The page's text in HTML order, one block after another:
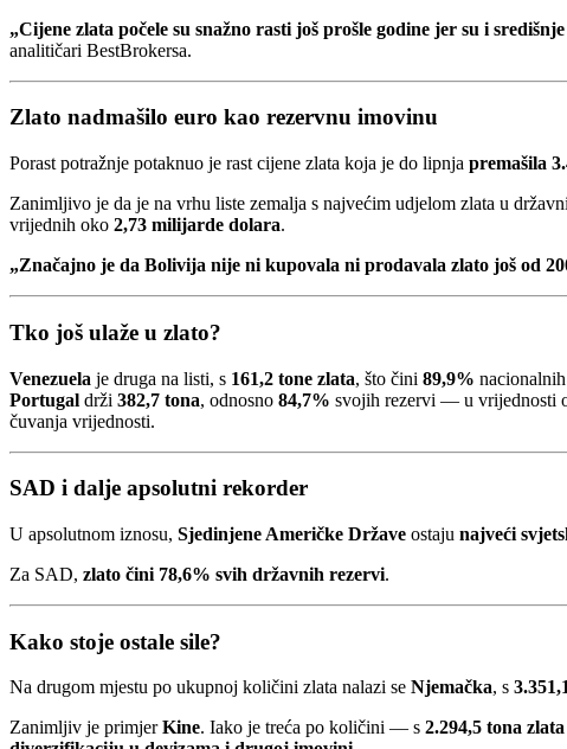
„Cijene zlata počele su snažno rasti još prošle godine jer su i
analitičari BestBrokersa.
Zlato nadmašilo euro kao rezervnu imovinu
Porast potražnje potaknuo je rast cijene zlata koja je do lipnja premašila
Zanimljivo je da je na vrhu liste zemalja s najvećim udjelom zlata u
vrijednih oko 2,73 milijarde dolara.
„Značajno je da Bolivija nije ni kupovala ni prodavala zlato još od
Tko još ulaže u zlato?
Venezuela je druga na listi, s 161,2 tone zlata, što čini 89,9%
Portugal drži 382,7 tona, odnosno 84,7% svojih rezervi — u vrijednosti
čuvanja vrijednosti.
SAD i dalje apsolutni rekorder
U apsolutnom iznosu, Sjedinjene Američke Države ostaju najveći
Za SAD, zlato čini 78,6% svih državnih rezervi.
Kako stoje ostale sile?
Na drugom mjestu po ukupnoj količini zlata nalazi se Njemačka, s
Zanimljiv je primjerKine. Iako je treća po količini — s 2.294,5 tona zlata